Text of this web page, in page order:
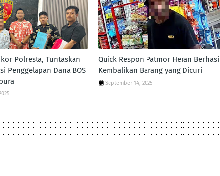
Polresta, Tuntaskan
Penggelapan Dana BOS
Quick Respon Patmor Heran
Kembalikan Barang yang Dicuri
September 14, 2025